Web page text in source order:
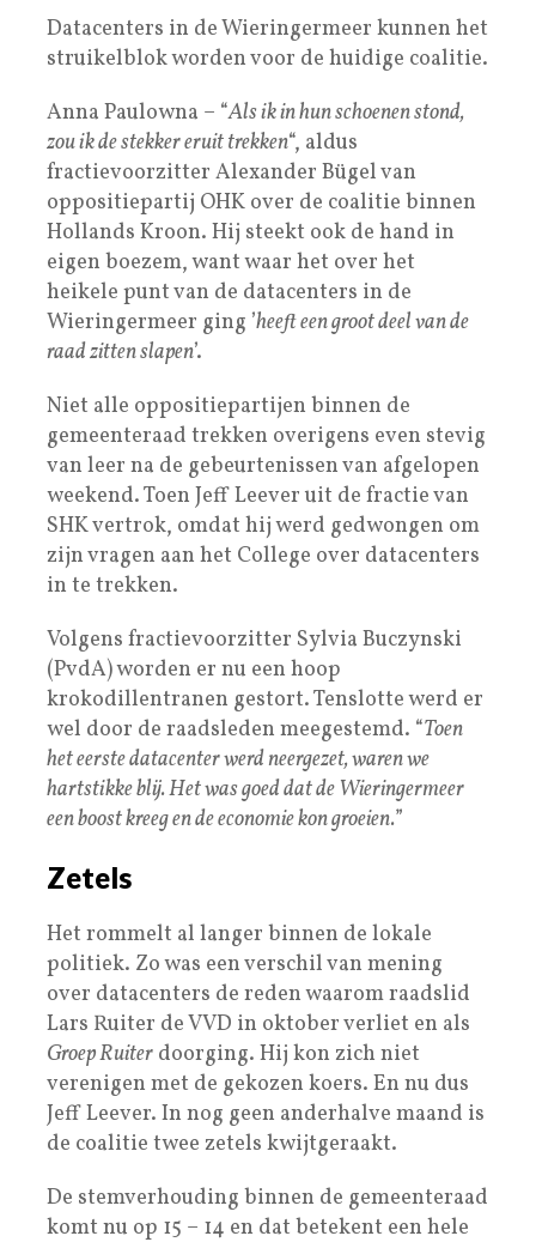
Datacenters in de Wieringermeer kunnen het
struikelblok worden voor de huidige coalitie.
Anna Paulowna – “Als ik in hun schoenen stond,
zou ik de stekker eruit trekken“, aldus
fractievoorzitter Alexander Bügel van
oppositiepartij OHK over de coalitie binnen
Hollands Kroon. Hij steekt ook de hand in
eigen boezem, want waar het over het
heikele punt van de datacenters in de
Wieringermeer ging ’heeft een groot deel van de
raad zitten slapen’.
Niet alle oppositiepartijen binnen de
gemeenteraad trekken overigens even stevig
van leer na de gebeurtenissen van afgelopen
weekend. Toen Jeff Leever uit de fractie van
SHK vertrok, omdat hij werd gedwongen om
zijn vragen aan het College over datacenters
in te trekken.
Volgens fractievoorzitter Sylvia Buczynski
(PvdA) worden er nu een hoop
krokodillentranen gestort. Tenslotte werd er
wel door de raadsleden meegestemd. “Toen
het eerste datacenter werd neergezet, waren we
hartstikke blij. Het was goed dat de Wieringermeer
een boost kreeg en de economie kon groeien.”
Zetels
Het rommelt al langer binnen de lokale
politiek. Zo was een verschil van mening
over datacenters de reden waarom raadslid
Lars Ruiter de VVD in oktober verliet en als
Groep Ruiter doorging. Hij kon zich niet
verenigen met de gekozen koers. En nu dus
Jeff Leever. In nog geen anderhalve maand is
de coalitie twee zetels kwijtgeraakt.
De stemverhouding binnen de gemeenteraad
komt nu op 15 – 14 en dat betekent een hele